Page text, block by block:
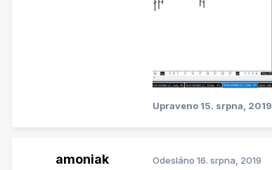
Upraveno 15. srpna, 2019
amoniak Odesláno 16. srpna, 2019